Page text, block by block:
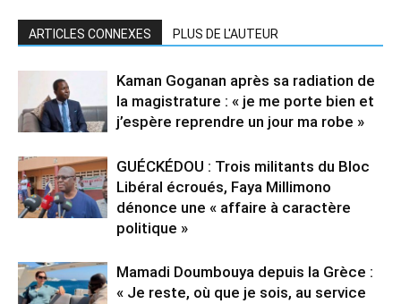
ARTICLES CONNEXES PLUS DE L'AUTEUR
Kaman Goganan après sa radiation de
la magistrature : « je me porte bien et
j’espère reprendre un jour ma robe »
GUÉCKÉDOU : Trois militants du Bloc
Libéral écroués, Faya Millimono
dénonce une « affaire à caractère
politique »
Mamadi Doumbouya depuis la Grèce :
« Je reste, où que je sois, au service